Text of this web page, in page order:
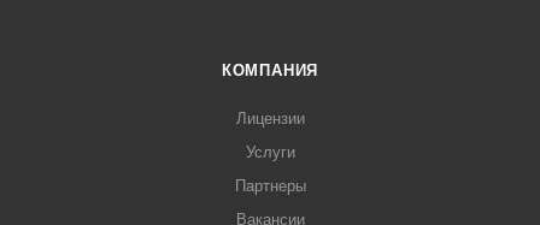
КОМПАНИЯ
Лицензии
Услуги
Партнеры
Вакансии